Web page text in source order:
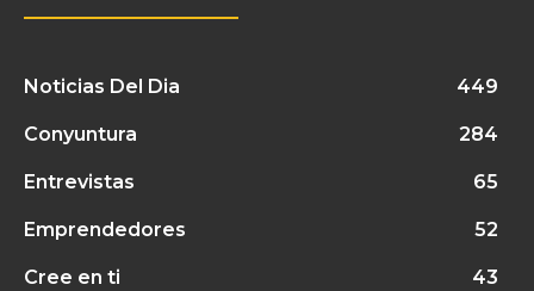
Noticias Del Dia 449
Conyuntura 284
Entrevistas 65
Emprendedores 52
Cree en ti 43